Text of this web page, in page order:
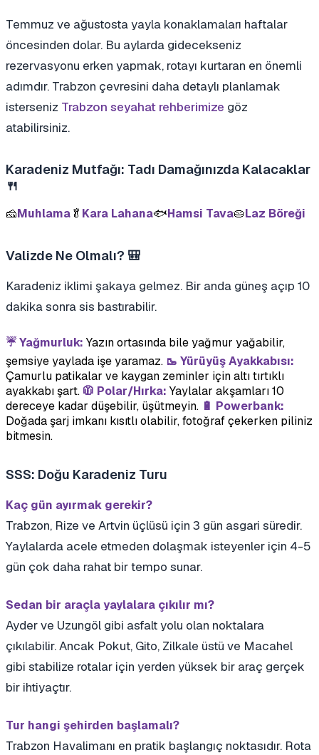
Temmuz ve ağustosta yayla konaklamaları haftalar
öncesinden dolar. Bu aylarda gidecekseniz
rezervasyonu erken yapmak, rotayı kurtaran en önemli
adımdır. Trabzon çevresini daha detaylı planlamak
isterseniz Trabzon seyahat rehberimize göz
atabilirsiniz.
Karadeniz Mutfağı: Tadı Damağınızda Kalacaklar
🍴
🧀Muhlama🥬 Kara Lahana🐟Hamsi Tava🥧Laz Böreği
Valizde Ne Olmalı? 🎒
Karadeniz iklimi şakaya gelmez. Bir anda güneş açıp 10
dakika sonra sis bastırabilir.
☔ Yağmurluk: Yazın ortasında bile yağmur yağabilir,
şemsiye yaylada işe yaramaz. 🥾 Yürüyüş Ayakkabısı:
Çamurlu patikalar ve kaygan zeminler için altı tırtıklı
ayakkabı şart. 🧥 Polar/Hırka: Yaylalar akşamları 10
dereceye kadar düşebilir, üşütmeyin. 🔋 Powerbank:
Doğada şarj imkanı kısıtlı olabilir, fotoğraf çekerken piliniz
bitmesin.
SSS: Doğu Karadeniz Turu
Kaç gün ayırmak gerekir?
Trabzon, Rize ve Artvin üçlüsü için 3 gün asgari süredir.
Yaylalarda acele etmeden dolaşmak isteyenler için 4-5
gün çok daha rahat bir tempo sunar.
Sedan bir araçla yaylalara çıkılır mı?
Ayder ve Uzungöl gibi asfalt yolu olan noktalara
çıkılabilir. Ancak Pokut, Gito, Zilkale üstü ve Macahel
gibi stabilize rotalar için yerden yüksek bir araç gerçek
bir ihtiyaçtır.
Tur hangi şehirden başlamalı?
Trabzon Havalimanı en pratik başlangıç noktasıdır. Rota